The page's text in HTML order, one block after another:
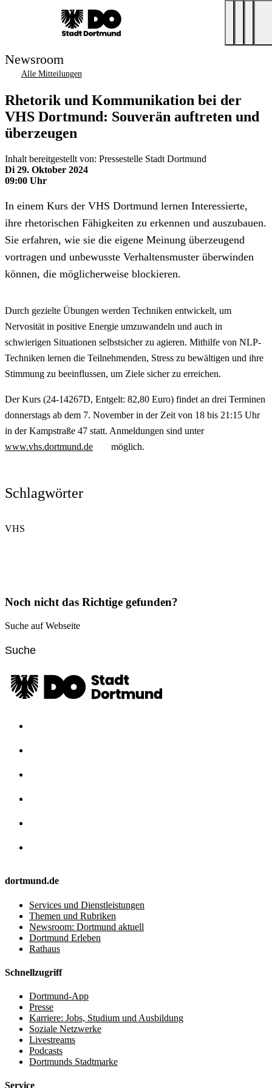
Newsroom
Alle Mitteilungen
Rhetorik und Kommunikation bei der
VHS Dortmund: Souverän auftreten und
überzeugen
Inhalt bereitgestellt von: Pressestelle Stadt Dortmund
Di 29. Oktober 2024
09:00 Uhr
In einem Kurs der VHS Dortmund lernen Interessierte,
ihre rhetorischen Fähigkeiten zu erkennen und auszubauen.
Sie erfahren, wie sie die eigene Meinung überzeugend
vortragen und unbewusste Verhaltensmuster überwinden
können, die möglicherweise blockieren.
Durch gezielte Übungen werden Techniken entwickelt, um
Nervosität in positive Energie umzuwandeln und auch in
schwierigen Situationen selbstsicher zu agieren. Mithilfe von NLP-
Techniken lernen die Teilnehmenden, Stress zu bewältigen und ihre
Stimmung zu beeinflussen, um Ziele sicher zu erreichen.
Der Kurs (24-14267D, Entgelt: 82,80 Euro) findet an drei Terminen
donnerstags ab dem 7. November in der Zeit von 18 bis 21:15 Uhr
in der Kampstraße 47 statt. Anmeldungen sind unter
www.vhs.dortmund.de
möglich.
Schlagwörter
VHS
Noch nicht das Richtige gefunden?
Suche auf Webseite
dortmund.de
Services und Dienstleistungen
Themen und Rubriken
Newsroom: Dortmund aktuell
Dortmund Erleben
Rathaus
Schnellzugriff
Dortmund-App
Presse
Karriere: Jobs, Studium und Ausbildung
Soziale Netzwerke
Livestreams
Podcasts
Dortmunds Stadtmarke
Service